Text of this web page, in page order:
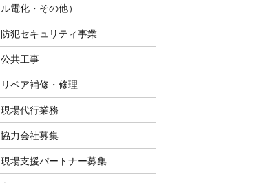
ル電化・その他）
防犯セキュリティ事業
公共工事
リペア補修・修理
現場代行業務
協力会社募集
現場支援パートナー募集